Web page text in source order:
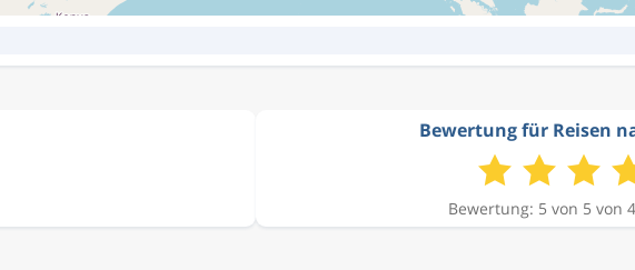
Bewertung für Reisen
Bewertung: 5 von 5 von